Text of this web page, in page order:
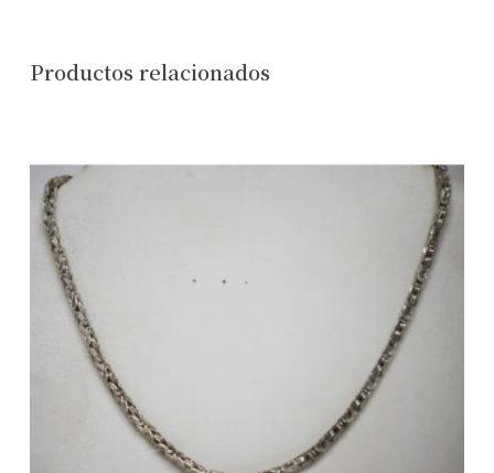
Productos relacionados